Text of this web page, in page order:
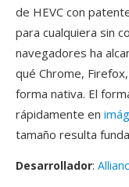
de HEVC con
para cualquiera sin
navegadores ha
qué Chrome,
forma nativa. El
rápidamente en
tamaño resulta
Desarrollador: